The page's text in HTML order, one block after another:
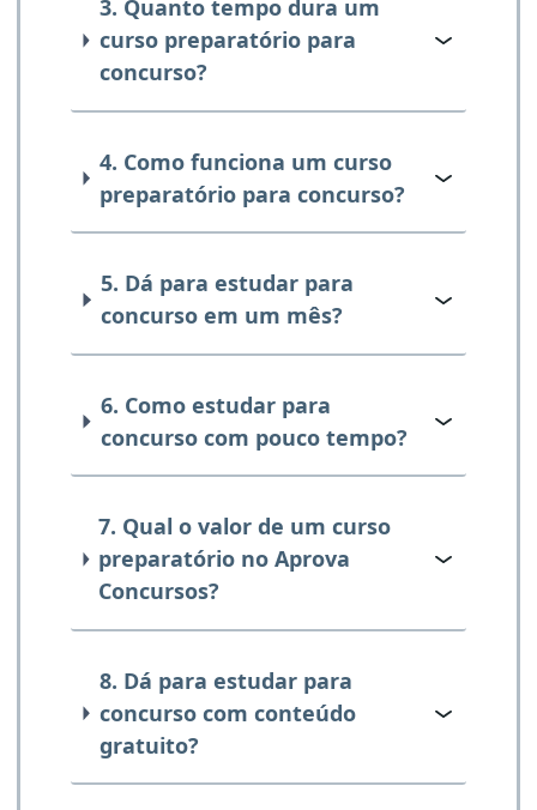
3. Quanto tempo dura um
curso preparatório para
concurso?
4. Como funciona um curso
preparatório para concurso?
5. Dá para estudar para
concurso em um mês?
6. Como estudar para
concurso com pouco tempo?
7. Qual o valor de um curso
preparatório no Aprova
Concursos?
8. Dá para estudar para
concurso com conteúdo
gratuito?